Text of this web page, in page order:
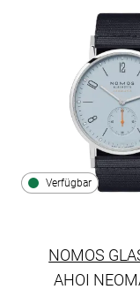
Verfügbar
NOMOS
AHOI